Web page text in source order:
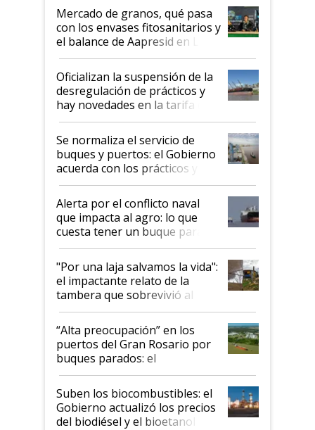
Mercado de granos, qué pasa
con los envases fitosanitarios y
el balance de Aapresid en La
Posta
Oficializan la suspensión de la
desregulación de prácticos y
hay novedades en la tarifa de
la hidrovía
Se normaliza el servicio de
buques y puertos: el Gobierno
acuerda con los prácticos y
suspende el decreto de
desregulación
Alerta por el conflicto naval
que impacta al agro: lo que
cuesta tener un buque parado
y el peligro de que Argentina
pase a ser "país sucio"
"Por una laja salvamos la vida":
el impactante relato de la
tambera que sobrevivió al
tornado
“Alta preocupación” en los
puertos del Gran Rosario por
buques parados: el
funcionamiento de las
exportadoras en tensión tras
la medida de fuerza de los
prácticos
Suben los biocombustibles: el
Gobierno actualizó los precios
del biodiésel y el bioetanol